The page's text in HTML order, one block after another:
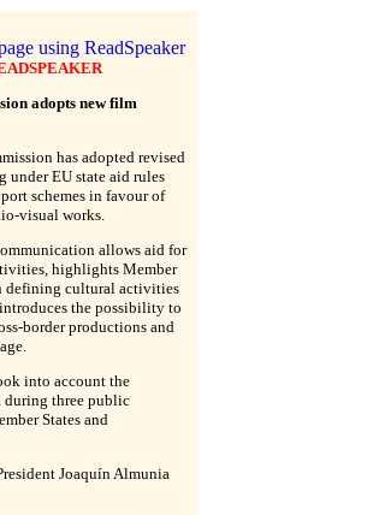
adopts new film
has adopted revised
under EU state aid rules
schemes in favour of
visual works.
allows aid for
highlights Member
defining cultural activities
the possibility to
border productions and
into account the
during three public
States and
Joaquín Almunia